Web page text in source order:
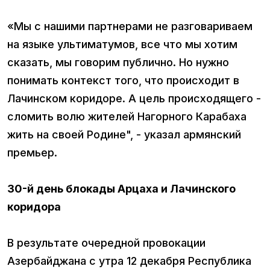
«Мы с нашими партнерами не разговариваем
на языке ультиматумов, все что мы хотим
сказать, мы говорим публично. Но нужно
понимать контекст того, что происходит в
Лачинском коридоре. А цель происходящего -
сломить волю жителей Нагорного Карабаха
жить на своей Родине", - указал армянский
премьер.
30-й день блокады Арцаха и Лачинского
коридора
В результате очередной провокации
Азербайджана с утра 12 декабря Республика